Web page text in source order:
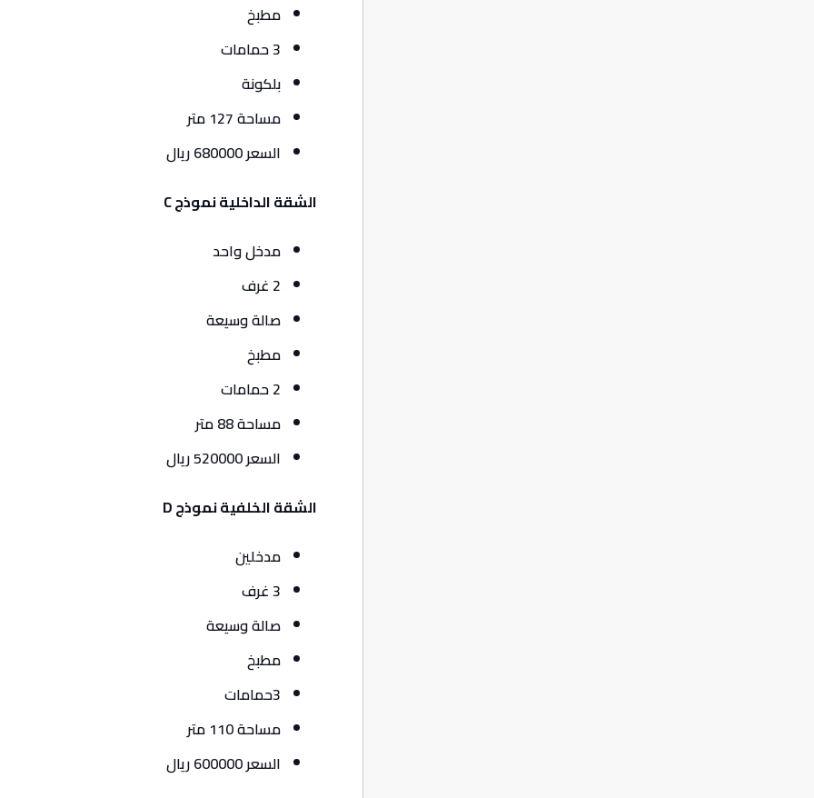
مطبخ
3 حمامات
بلكونة
مساحة 127 متر
السعر 680000 ريال
الشقة الداخلية نموذج C
مدخل واحد
2 غرف
صالة وسيعة
مطبخ
2 حمامات
مساحة 88 متر
السعر 520000 ريال
الشقة الخلفية نموذج D
مدخلين
3 غرف
صالة وسيعة
مطبخ
3حمامات
مساحة 110 متر
السعر 600000 ريال